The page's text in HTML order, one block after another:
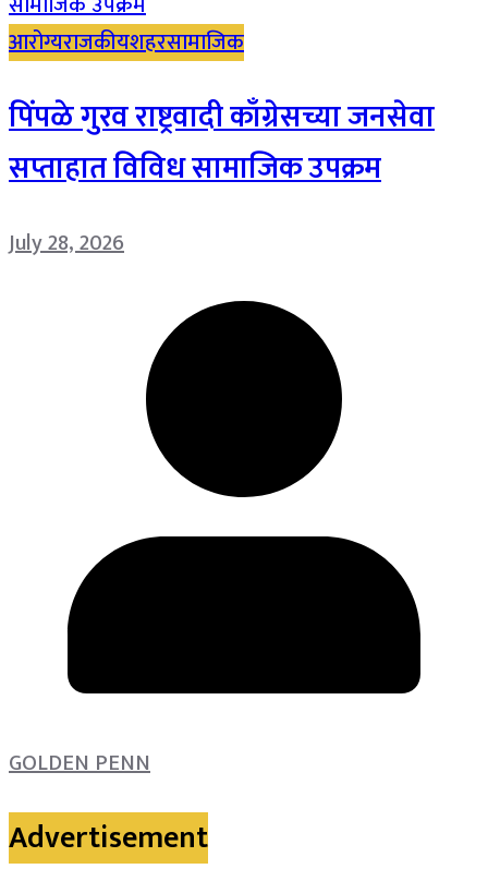
आरोग्यराजकीयशहरसामाजिक
पिंपळे गुरव राष्ट्रवादी काँग्रेसच्या जनसेवा
सप्ताहात विविध सामाजिक उपक्रम
July 28, 2026
GOLDEN PENN
Advertisement